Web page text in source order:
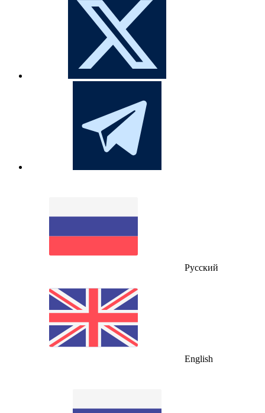
Русский
English